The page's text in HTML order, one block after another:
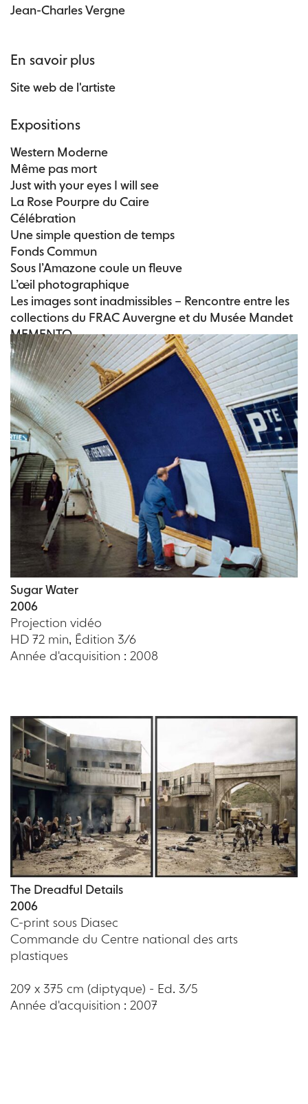
Sugar Water
2006
Projection vidéo
HD 72 min, Édition 3/6
Année d'acquisition : 2008
The Dreadful Details
2006
C-print sous Diasec
Commande du Centre national des arts
plastiques
209 x 375 cm (diptyque) - Ed. 3/5
Année d'acquisition : 2007
Jean-Charles Vergne
En savoir plus
Site web de l'artiste
Expositions
Western Moderne
Même pas mort
Just with your eyes I will see
La Rose Pourpre du Caire
Célébration
Une simple question de temps
Fonds Commun
Sous l’Amazone coule un fleuve
L’œil photographique
Les images sont inadmissibles – Rencontre entre les
collections du FRAC Auvergne et du Musée Mandet
MEMENTO
PLUS HAUT QUE LES NUES
Le règne des images